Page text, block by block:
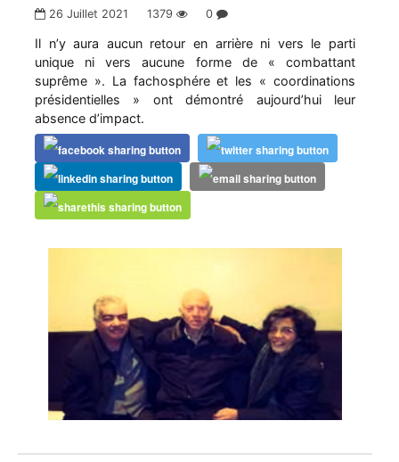
26 Juillet 2021 1379 0
Il n’y aura aucun retour en arrière ni vers le parti
unique ni vers aucune forme de « combattant
suprême ». La fachosphére et les « coordinations
présidentielles » ont démontré aujourd’hui leur
absence d’impact.